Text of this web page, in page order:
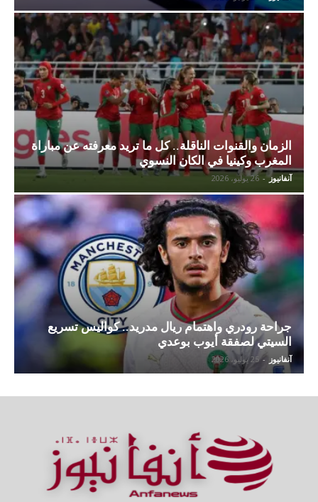
الزمان والقنوات الناقلة.. كل ما تريد معرفته عن مباراة
المغرب وكينيا في الكان النسوي
آنفانيوز - 26 يوليو، 2026
جراحة رودري واهتمام ريال مدريد.. كواليس تسريع
السيتي لصفقة أيوب بوعدي
آنفانيوز - 25 يوليو، 2026